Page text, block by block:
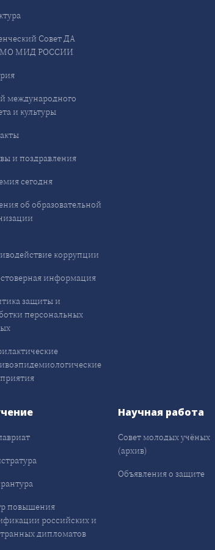
Совет ДА
МИД РОССИИ
международного
и культуры
и поздравления
сегодня
об образовательной
коррупции
информация
защиты и
персональных
повышения
российских и
дипломатов
Научная работа
Совет молодых учёных
(архив)
Объявления о защите